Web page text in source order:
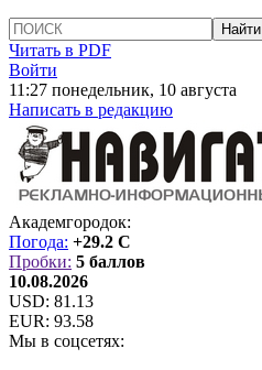
Читать в PDF
Войти
11:27 понедельник, 10 августа
Написать в редакцию
Академгородок:
Погода: +29.2 C
Пробки: 5 баллов
10.08.2026
USD: 81.13
EUR: 93.58
Мы в соцсетях: